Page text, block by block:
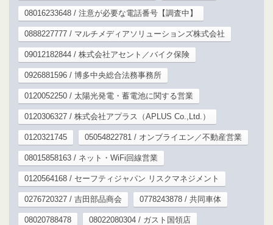
08016233648 / 注意が必要な電話番号【調査中】
0888227777 / マルチメディアソリューションズ株式会社
09012182844 / 株式会社アセント／バイク保険
0926881596 / 博多中央総合法務事務所
0120052250 / 太陽光発電・蓄電池に関する営業
0120306327 / 株式会社アプラス（APLUS Co.,Ltd.）
0120321745 05054822781 / オンブライエン／不動産営業
08015858163 / ネット・WiFi回線営業
0120564168 / セーフティジャパン リスクマネジメント
0276720327 / 吉田部品商会 0778243878 / 共同車体
08020788478 08022080304 / ガスト国領店